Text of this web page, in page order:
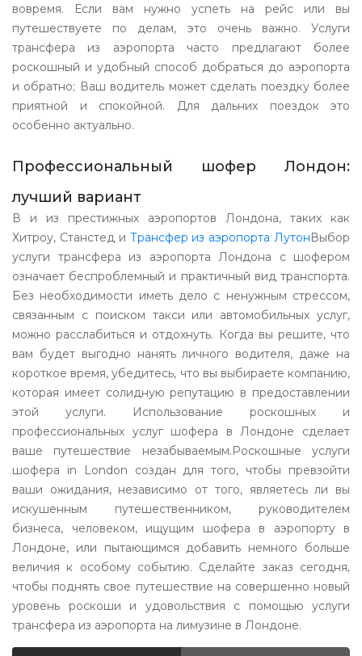
вовремя. Если вам нужно успеть на рейс или вы
путешествуете по делам, это очень важно. Услуги
трансфера из аэропорта часто предлагают более
роскошный и удобный способ добраться до аэропорта
и обратно; Ваш водитель может сделать поездку более
приятной и спокойной. Для дальних поездок это
особенно актуально.
Профессиональный шофер Лондон:
лучший вариант
В и из престижных аэропортов Лондона, таких как
Хитроу, Станстед и Трансфер из аэропорта ЛутонВыбор
услуги трансфера из аэропорта Лондона с шофером
означает беспроблемный и практичный вид транспорта.
Без необходимости иметь дело с ненужным стрессом,
связанным с поиском такси или автомобильных услуг,
можно расслабиться и отдохнуть. Когда вы решите, что
вам будет выгодно нанять личного водителя, даже на
короткое время, убедитесь, что вы выбираете компанию,
которая имеет солидную репутацию в предоставлении
этой услуги. Использование роскошных и
профессиональных услуг шофера в Лондоне сделает
ваше путешествие незабываемым.Роскошные услуги
шофера in London создан для того, чтобы превзойти
ваши ожидания, независимо от того, являетесь ли вы
искушенным путешественником, руководителем
бизнеса, человеком, ищущим шофера в аэропорту в
Лондоне, или пытающимся добавить немного больше
величия к особому событию. Сделайте заказ сегодня,
чтобы поднять свое путешествие на совершенно новый
уровень роскоши и удовольствия с помощью услуги
трансфера из аэропорта на лимузине в Лондоне.